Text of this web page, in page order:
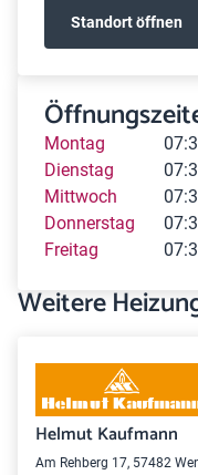
Standort öffnen
Montag
Dienstag
Mittwoch
Donnerstag
Freitag
Weitere
Helmut Kaufmann
Am Rehberg 17, 57482